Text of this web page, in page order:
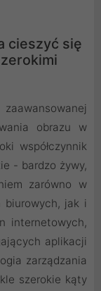
cieszyć się
obrazu w
współczynnik
- bardzo żywy,
zarówno w
biurowych, jak i
internetowych,
aplikacji
zarządzania
szerokie kąty